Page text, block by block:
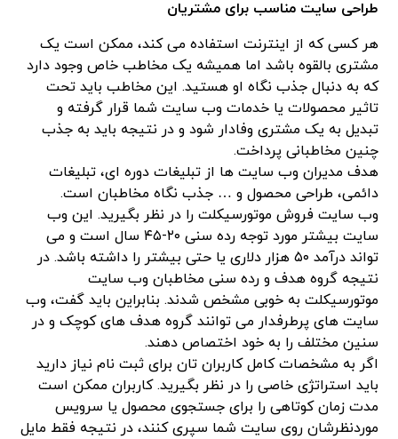
طراحی سایت مناسب برای مشتریان
هر کسی که از اینترنت استفاده می کند، ممکن است یک
مشتری بالقوه باشد اما همیشه یک مخاطب خاص وجود دارد
که به دنبال جذب نگاه او هستید. این مخاطب باید تحت
تاثیر محصولات یا خدمات وب سایت شما قرار گرفته و
تبدیل به یک مشتری وفادار شود و در نتیجه باید به جذب
چنین مخاطبانی پرداخت.
هدف مدیران وب سایت ها از تبلیغات دوره ای، تبلیغات
دائمی، طراحی محصول و … جذب نگاه مخاطبان است.
وب سایت فروش موتورسیکلت را در نظر بگیرید. این وب
سایت بیشتر مورد توجه رده سنی ٢۰-۴۵ سال است و می
تواند درآمد ۵۰ هزار دلاری یا حتی بیشتر را داشته باشد. در
نتیجه گروه هدف و رده سنی مخاطبان وب سایت
موتورسیکلت به خوبی مشخص شدند. بنابراین باید گفت، وب
سایت های پرطرفدار می توانند گروه هدف های کوچک و در
سنین مختلف را به خود اختصاص دهند.
اگر به مشخصات کامل کاربران تان برای ثبت نام نیاز دارید
باید استراتژی خاصی را در نظر بگیرید. کاربران ممکن است
مدت زمان کوتاهی را برای جستجوی محصول یا سرویس
موردنظرشان روی سایت شما سپری کنند، در نتیجه فقط مایل